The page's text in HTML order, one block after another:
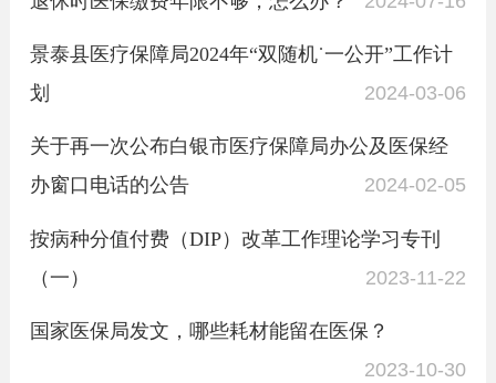
景泰县医疗保障局2024年“双随机˙一公开”工作计
划
2024-03-06
关于再一次公布白银市医疗保障局办公及医保经
办窗口电话的公告
2024-02-05
按病种分值付费（DIP）改革工作理论学习专刊
（一）
2023-11-22
国家医保局发文，哪些耗材能留在医保？
2023-10-30